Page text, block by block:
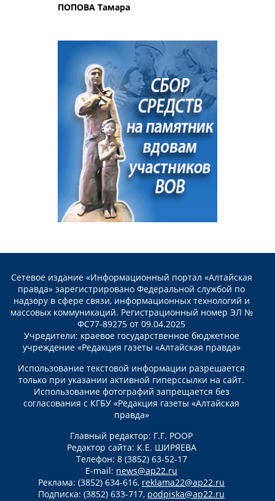
ПОПОВА Тамара
Сетевое издание «Информационный портал «Алтайская
правда» зарегистрировано Федеральной службой по
надзору в сфере связи, информационных технологий и
массовых коммуникаций. Регистрационный номер ЭЛ №
ФС77-89275 от 09.04.2025
Учредители: краевое государственное бюджетное
учреждение «Редакция газеты «Алтайская правда»
Использование текстовой информации разрешается
только при указании активной гиперссылки на сайт.
Использование фотографий запрещается без
согласования с КГБУ «Редакция газеты «Алтайская
правда»
Главный редактор: Г.Г. РООР
Редактор сайта: К.Е. ШИРЯЕВА
Телефон: 8 (3852) 63-52-17
E-mail: news@ap22.ru
Реклама: (3852) 634-616, reklama22@ap22.ru
Подписка: (3852) 633-717, podpiska@ap22.ru